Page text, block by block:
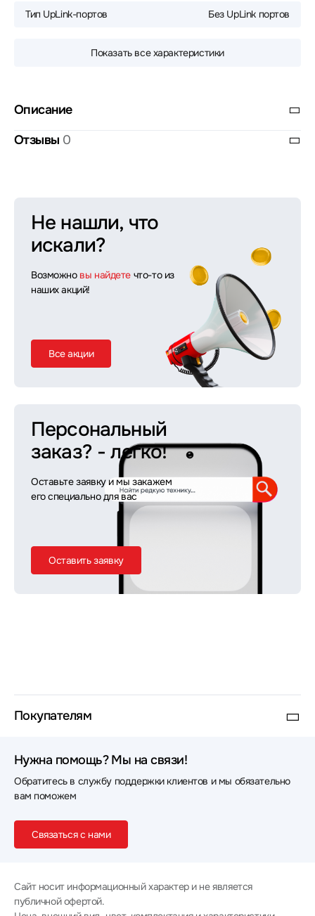
Тип UpLink-портов Без UpLink портов
Показать все характеристики
Описание
Отзывы 0
Не нашли, что
искали?
Возможно вы найдете что-то из
наших акций!
Все акции
Персональный
заказ? - легко!
Оставьте заявку и мы закажем
его специально для вас
Оставить заявку
Покупателям
Нужна помощь? Мы на связи!
Обратитесь в службу поддержки клиентов и мы обязательно
вам поможем
Связаться с нами
Сайт носит информационный характер и не является
публичной офертой.